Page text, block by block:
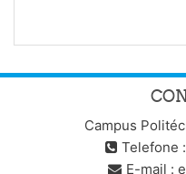
Campus
Telefone
E-mail :